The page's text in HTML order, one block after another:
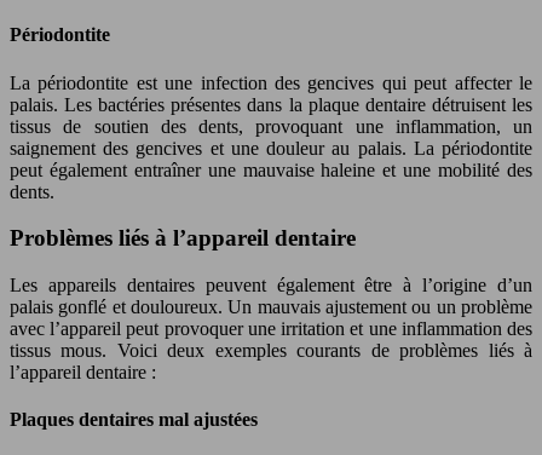
Périodontite
La périodontite est une infection des gencives qui peut affecter le
palais. Les bactéries présentes dans la plaque dentaire détruisent les
tissus de soutien des dents, provoquant une inflammation, un
saignement des gencives et une douleur au palais. La périodontite
peut également entraîner une mauvaise haleine et une mobilité des
dents.
Problèmes liés à l’appareil dentaire
Les appareils dentaires peuvent également être à l’origine d’un
palais gonflé et douloureux. Un mauvais ajustement ou un problème
avec l’appareil peut provoquer une irritation et une inflammation des
tissus mous. Voici deux exemples courants de problèmes liés à
l’appareil dentaire :
Plaques dentaires mal ajustées